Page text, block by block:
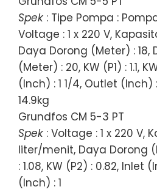
Spek : Tipe Pompa :
Voltage : 1 x 220 V,
Daya Dorong (Meter) : 18,
(Meter) : 20, KW (P1) : 1.1,
(Inch) : 1 1/4, Outlet (Inch)
14.9kg
Grundfos CM 5-3 PT
Spek : Voltage : 1 x 220 V,
liter/menit, Daya Dorong
: 1.08, KW (P2) : 0.82, Inlet
(Inch) : 1